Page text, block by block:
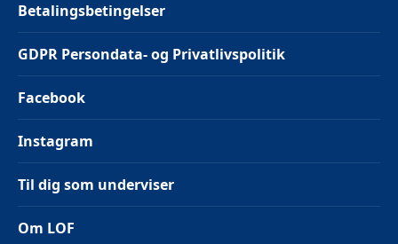
Betalingsbetingelser
GDPR Persondata- og Privatlivspolitik
Facebook
Instagram
Til dig som underviser
Om LOF